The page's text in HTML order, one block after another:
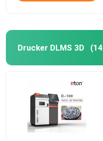
Drucker DLMS 3D